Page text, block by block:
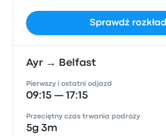
Sprawdź rozkład
Ayr → Belfast
Pierwszy i ostatni odjazd
09:15 — 17:15
Przeciętny czas trwania podróży
5g 3m